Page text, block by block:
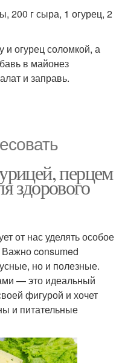
200 г сыра, 1 огурец, 2
и огурец соломкой, а
в майонез
и заправь.
перцем
здорового
от нас уделять особое
consumed
но и полезные.
— это идеальный
фигурой и хочет
и питательные